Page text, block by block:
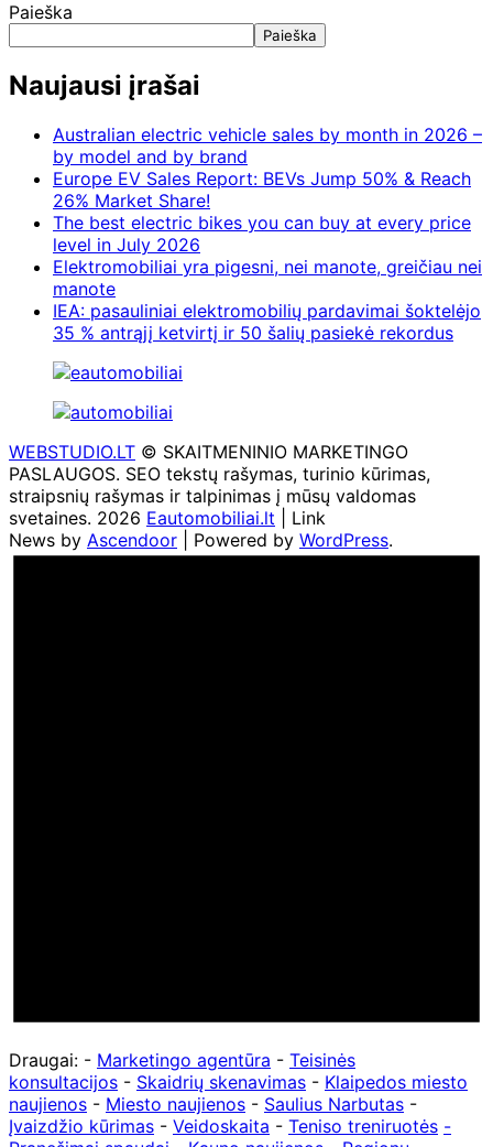
Paieška
Paieška
Naujausi įrašai
Australian electric vehicle sales by month in 2026 –
by model and by brand
Europe EV Sales Report: BEVs Jump 50% & Reach
26% Market Share!
The best electric bikes you can buy at every price
level in July 2026
Elektromobiliai yra pigesni, nei manote, greičiau nei
manote
IEA: pasauliniai elektromobilių pardavimai šoktelėjo
35 % antrąjį ketvirtį ir 50 šalių pasiekė rekordus
WEBSTUDIO.LT © SKAITMENINIO MARKETINGO
PASLAUGOS. SEO tekstų rašymas, turinio kūrimas,
straipsnių rašymas ir talpinimas į mūsų valdomas
svetaines. 2026 Eautomobiliai.lt | Link
News by Ascendoor | Powered by WordPress.
Draugai: - Marketingo agentūra - Teisinės
konsultacijos - Skaidrių skenavimas - Klaipedos miesto
naujienos - Miesto naujienos - Saulius Narbutas -
Įvaizdžio kūrimas - Veidoskaita - Teniso treniruotės -